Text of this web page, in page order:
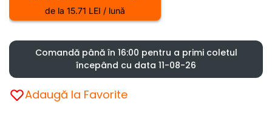
de la 15.71 LEI / lună
Comandă până în 16:00 pentru a primi coletul
începând cu data 11-08-26
Adaugă la Favorite